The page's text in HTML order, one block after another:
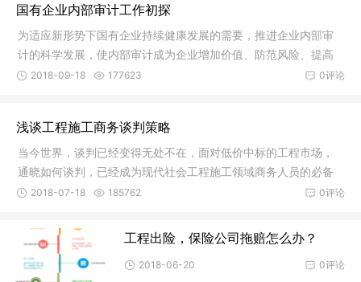
国有企业内部审计工作初探
为适应新形势下国有企业持续健康发展的需要，推进企业内部审
计的科学发展，使内部审计成为企业增加价值、防范风险、提高
运营效率
0评论
2018-09-18 177623
浅谈工程施工商务谈判策略
当今世界，谈判已经变得无处不在，面对低价中标的工程市场，
通晓如何谈判，已经成为现代社会工程施工领域商务人员的必备
技能。商
0评论
2018-07-18 185762
工程出险，保险公司拖赔怎么办？
0评论
2018-06-20